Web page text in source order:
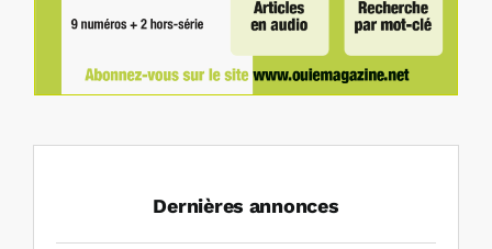
Dernières annonces